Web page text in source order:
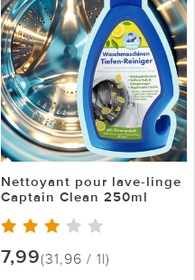
Nettoyant pour lave-linge
Captain Clean 250ml
7,99(31,96 / 1l)